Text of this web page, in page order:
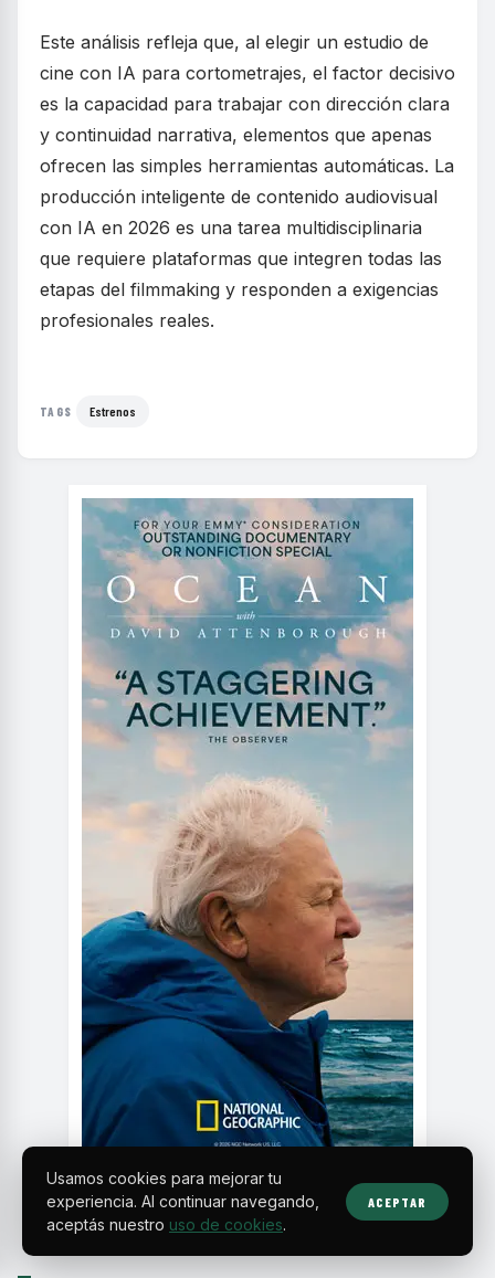
Este análisis refleja que, al elegir un estudio de
cine con IA para cortometrajes, el factor decisivo
es la capacidad para trabajar con dirección clara
y continuidad narrativa, elementos que apenas
ofrecen las simples herramientas automáticas. La
producción inteligente de contenido audiovisual
con IA en 2026 es una tarea multidisciplinaria
que requiere plataformas que integren todas las
etapas del filmmaking y responden a exigencias
profesionales reales.
TAGS Estrenos
Usamos cookies para mejorar tu
experiencia. Al continuar navegando,
aceptás nuestro uso de cookies.
ACEPTAR